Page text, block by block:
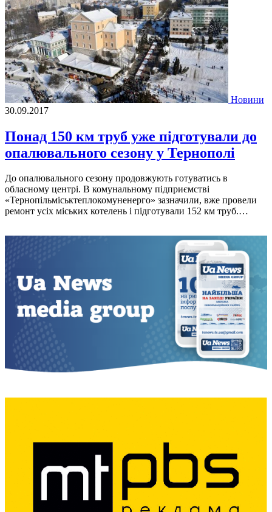
Новини
30.09.2017
Понад 150 км труб уже підготували до
опалювального сезону у Тернополі
До опалювального сезону продовжують готуватись в
обласному центрі. В комунальному підприємстві
«Тернопільміськтеплокомуненерго» зазначили, вже провели
ремонт усіх міських котелень і підготували 152 км труб.…